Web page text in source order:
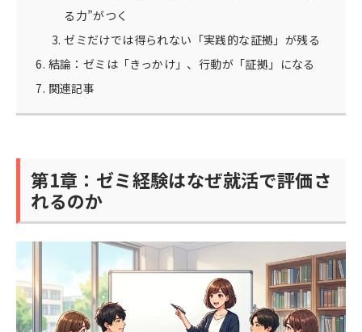
る力”がつく
ゼミだけでは得られない「実践的な証拠」が残る
結論：ゼミは「きっかけ」、行動が「証拠」になる
関連記事
第1章：ゼミ経験はなぜ就活で評価さ
れるのか